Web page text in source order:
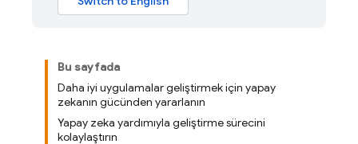
Bu sayfada
Daha iyi uygulamalar geliştirmek için yapay
zekanın gücünden yararlanın
Yapay zeka yardımıyla geliştirme sürecini
kolaylaştırın